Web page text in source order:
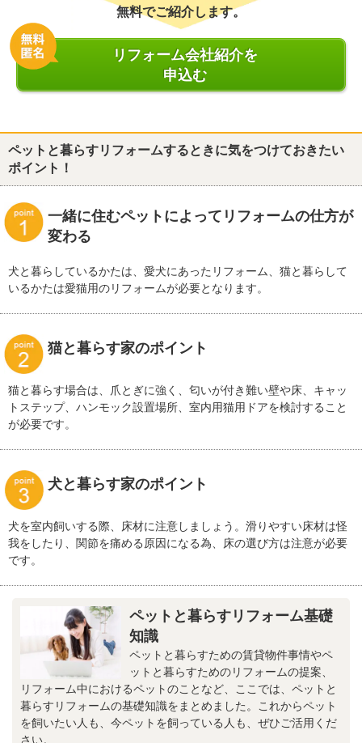
無料でご紹介します。
リフォーム会社紹介を
申込む
ペットと暮らすリフォームするときに気をつけておきたい
ポイント！
一緒に住むペットによってリフォームの仕方が
変わる
犬と暮らしているかたは、愛犬にあったリフォーム、猫と暮らして
いるかたは愛猫用のリフォームが必要となります。
猫と暮らす家のポイント
猫と暮らす場合は、爪とぎに強く、匂いが付き難い壁や床、キャッ
トステップ、ハンモック設置場所、室内用猫用ドアを検討すること
が必要です。
犬と暮らす家のポイント
犬を室内飼いする際、床材に注意しましょう。滑りやすい床材は怪
我をしたり、関節を痛める原因になる為、床の選び方は注意が必要
です。
ペットと暮らすリフォーム基礎
知識
ペットと暮らすための賃貸物件事情やペ
ットと暮らすためのリフォームの提案、
リフォーム中におけるペットのことなど、ここでは、ペットと
暮らすリフォームの基礎知識をまとめました。これからペット
を飼いたい人も、今ペットを飼っている人も、ぜひご活用くだ
さい。